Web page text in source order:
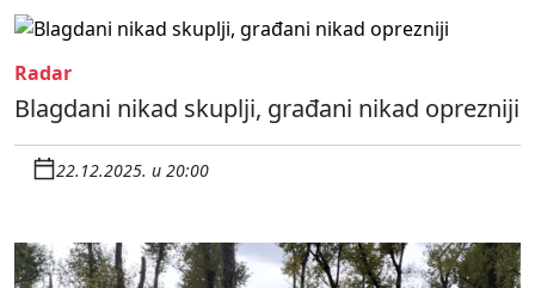
Radar
Blagdani nikad skuplji, građani nikad oprezniji
22.12.2025. u 20:00